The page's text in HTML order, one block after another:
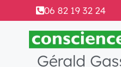
06 82 19 32 24
Gérald